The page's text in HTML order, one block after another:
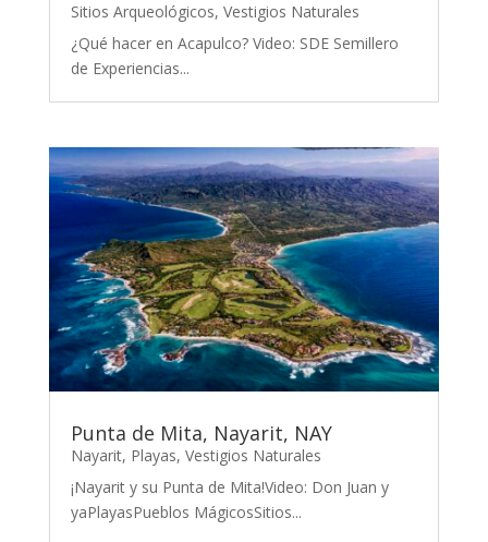
Sitios Arqueológicos, Vestigios Naturales
¿Qué hacer en Acapulco? Video: SDE Semillero
de Experiencias...
Punta de Mita, Nayarit, NAY
Nayarit, Playas, Vestigios Naturales
¡Nayarit y su Punta de Mita!Video: Don Juan y
yaPlayasPueblos MágicosSitios...